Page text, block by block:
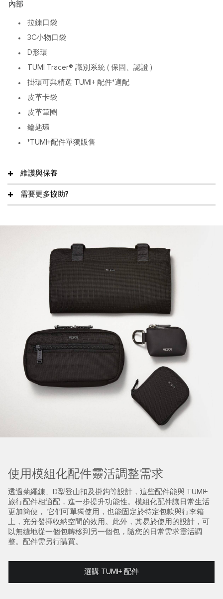
內部
拉鍊口袋
3C小物口袋
D形環
TUMI Tracer® 識別系統 ( 保固、認證 )
掛環可與精選 TUMI+ 配件*適配
皮革卡袋
皮革筆圈
鑰匙環
*TUMI+配件單獨販售
維護與保養
需要更多協助?
使用模組化配件靈活調整需求
透過菊繩鍊、D型登山扣及掛鉤等設計，這些配件能與 TUMI+
旅行配件相適配，進一步提升功能性。模組化配件讓日常生活
更加簡便， 它們可單獨使用，也能固定於特定包款與行李箱
上，充分發揮收納空間的效用。此外，其易於使用的設計，可
以無縫地從一個包轉移到另一個包，隨您的日常需求靈活調
整。配件需另行購買。
選購 TUMI+ 配件